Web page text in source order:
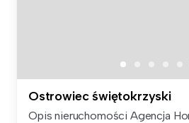
Ostrowiec świętokrzyski
Opis nieruchomości Agencja